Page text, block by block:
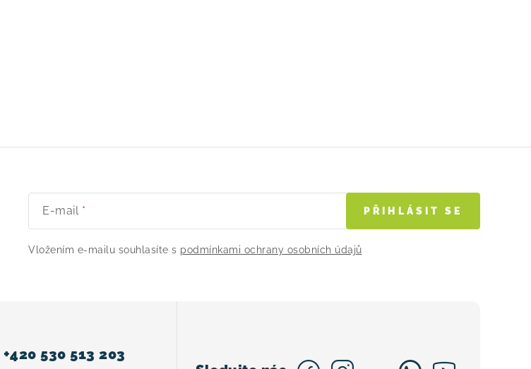
E-mail
Vložením e-mailu souhlasíte s podmínkami ochrany osobních údajů
PŘIHLÁSIT SE
+420 530 513 203